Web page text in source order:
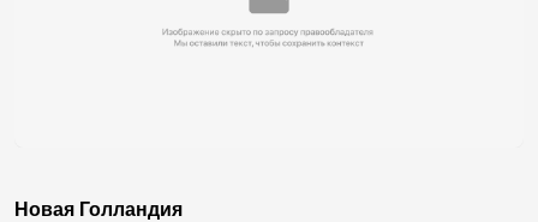
Новая Голландия